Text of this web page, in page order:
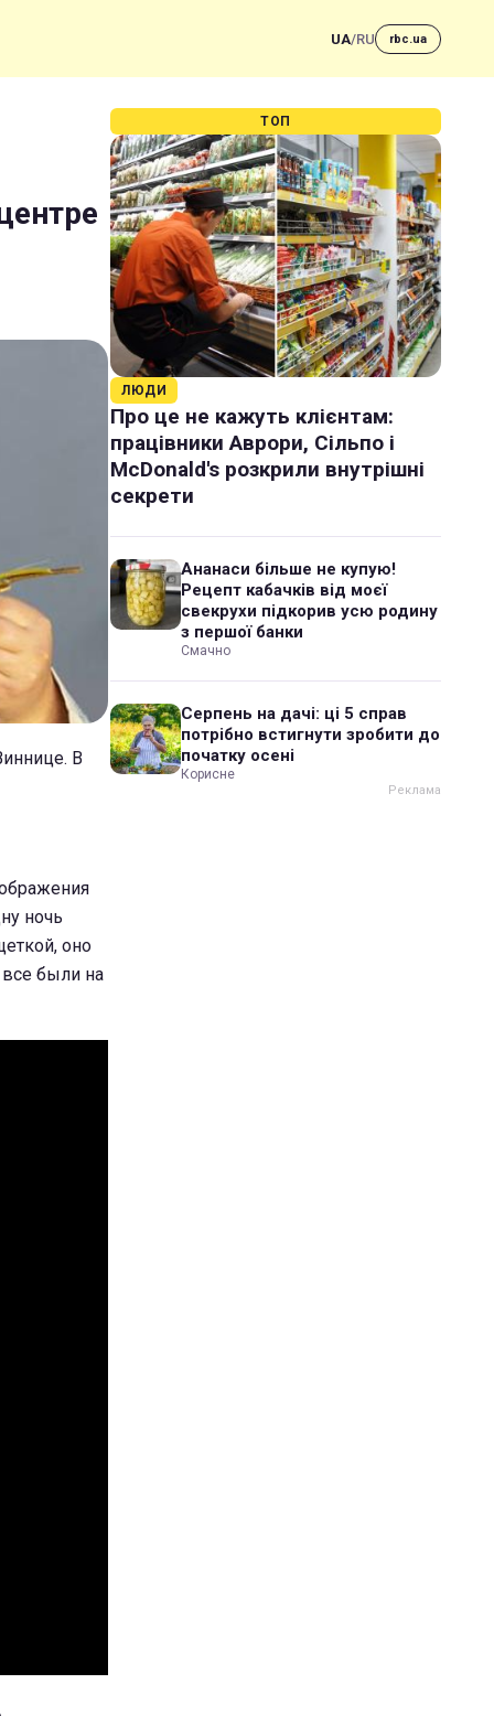
UA/RU rbc.ua
В
ночь
оно
были на
ТОП
ЛЮДИ
Про це не кажуть клієнтам:
працівники Аврори, Сільпо і
McDonald's розкрили внутрішні
секрети
Ананаси більше не купую!
Рецепт кабачків від моєї
свекрухи підкорив усю родину
з першої банки
Смачно
Серпень на дачі: ці 5 справ
потрібно встигнути зробити до
початку осені
Корисне